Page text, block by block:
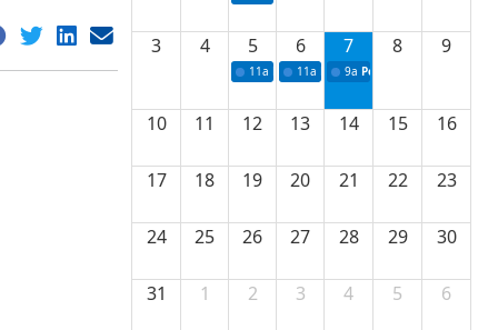
3 4 5
11a Potpisivanje ugovora o stipendijama
6
11a Podrška razvoju vodne
7
9a Početak izgradnje nove
8 9
10 11 12 13 14 15 16
17 18 19 20 21 22 23
24 25 26 27 28 29 30
31 1 2 3 4 5 6